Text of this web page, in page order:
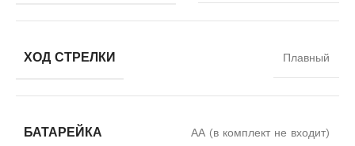
ХОД СТРЕЛКИ Плавный
БАТАРЕЙКА АА (в комплект не входит)